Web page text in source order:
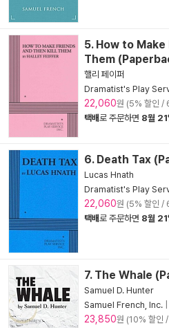
5. How to
Them
핼리 페이퍼
Dramatist's Play
22,060원 (5% 할인 /
택배로 주문하면 8월 21
6. Death Tax
Lucas Hnath
Dramatist's Play
22,060원 (5% 할인 /
택배로 주문하면 8월 21
7. The Whale
Samuel D. Hunter
Samuel French, Inc.
23,850원 (10% 할인